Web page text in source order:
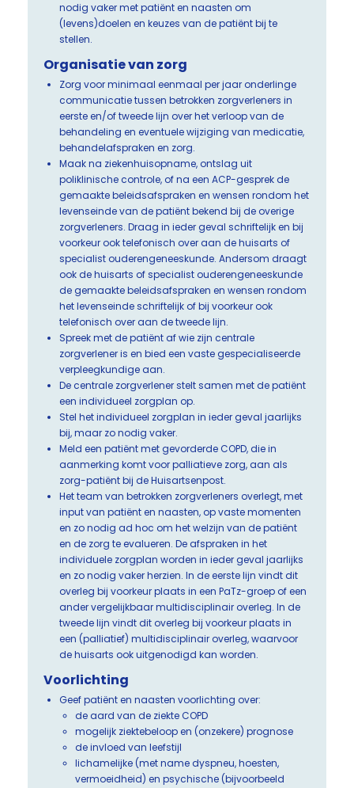
nodig vaker met patiënt en naasten om
(levens)doelen en keuzes van de patiënt bij te
stellen.
Organisatie van zorg
Zorg voor minimaal eenmaal per jaar onderlinge
communicatie tussen betrokken zorgverleners in
eerste en/of tweede lijn over het verloop van de
behandeling en eventuele wijziging van medicatie,
behandelafspraken en zorg.
Maak na ziekenhuisopname, ontslag uit
poliklinische controle, of na een ACP-gesprek de
gemaakte beleidsafspraken en wensen rondom het
levenseinde van de patiënt bekend bij de overige
zorgverleners. Draag in ieder geval schriftelijk en bij
voorkeur ook telefonisch over aan de huisarts of
specialist ouderengeneeskunde. Andersom draagt
ook de huisarts of specialist ouderengeneeskunde
de gemaakte beleidsafspraken en wensen rondom
het levenseinde schriftelijk of bij voorkeur ook
telefonisch over aan de tweede lijn.
Spreek met de patiënt af wie zijn centrale
zorgverlener is en bied een vaste gespecialiseerde
verpleegkundige aan.
De centrale zorgverlener stelt samen met de patiënt
een individueel zorgplan op.
Stel het individueel zorgplan in ieder geval jaarlijks
bij, maar zo nodig vaker.
Meld een patiënt met gevorderde COPD, die in
aanmerking komt voor palliatieve zorg, aan als
zorg-patiënt bij de Huisartsenpost.
Het team van betrokken zorgverleners overlegt, met
input van patiënt en naasten, op vaste momenten
en zo nodig ad hoc om het welzijn van de patiënt
en de zorg te evalueren. De afspraken in het
individuele zorgplan worden in ieder geval jaarlijks
en zo nodig vaker herzien. In de eerste lijn vindt dit
overleg bij voorkeur plaats in een PaTz-groep of een
ander vergelijkbaar multidisciplinair overleg. In de
tweede lijn vindt dit overleg bij voorkeur plaats in
een (palliatief) multidisciplinair overleg, waarvoor
de huisarts ook uitgenodigd kan worden.
Voorlichting
Geef patiënt en naasten voorlichting over:
de aard van de ziekte COPD
mogelijk ziektebeloop en (onzekere) prognose
de invloed van leefstijl
lichamelijke (met name dyspneu, hoesten,
vermoeidheid) en psychische (bijvoorbeeld